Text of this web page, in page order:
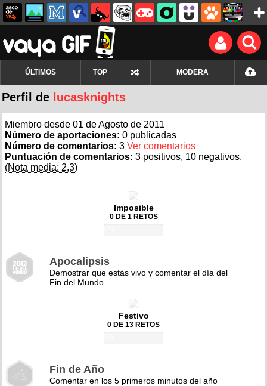
ÚLTIMOS TOP MODERA
Perfil de lucasknights
Miembro desde 01 de Agosto de 2011
Número de aportaciones: 0 publicadas
Número de comentarios: 3 Ver comentarios
Puntuación de comentarios: 3 positivos, 10 negativos.
(Nota media: 2,3)
Imposible
0 DE 1 RETOS
Apocalipsis
Demostrar que estás vivo y comentar el día del
Fin del Mundo
Festivo
0 DE 13 RETOS
Fin de Año
Comentar en los 5 primeros minutos del año